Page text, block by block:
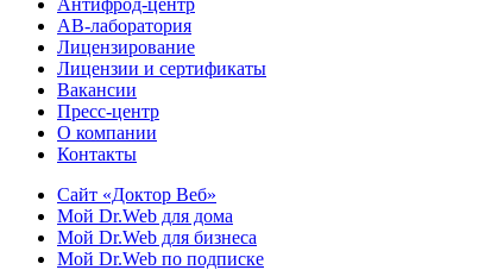
Антифрод-центр
АВ-лаборатория
Лицензирование
Лицензии и сертификаты
Вакансии
Пресс-центр
О компании
Контакты
Сайт «Доктор Веб»
Мой Dr.Web для дома
Мой Dr.Web для бизнеса
Мой Dr.Web по подписке